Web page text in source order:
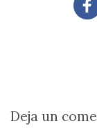
Deja un